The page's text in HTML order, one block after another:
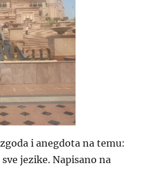
i anegdota na temu:
jezike. Napisano na